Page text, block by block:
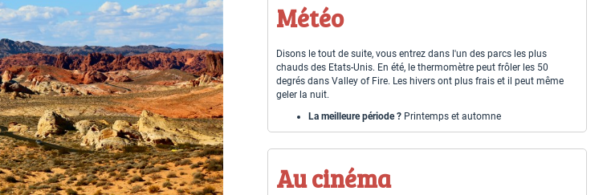
Météo
Disons le tout de suite, vous entrez dans l'un des parcs les plus
chauds des Etats-Unis. En été, le thermomètre peut frôler les 50
degrés dans Valley of Fire. Les hivers ont plus frais et il peut même
geler la nuit.
La meilleure période ? Printemps et automne
Au cinéma